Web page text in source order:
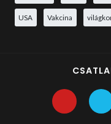
USA Vakcina